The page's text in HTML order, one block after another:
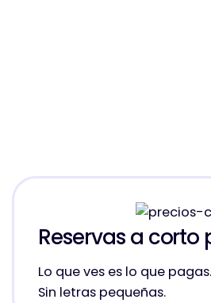
Reservas a corto
Lo que ves es lo que pagas.
Sin letras pequeñas.